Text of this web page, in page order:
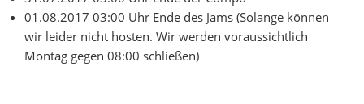
01.08.2017 03:00 Uhr Ende des Jams (Solange können
wir leider nicht hosten. Wir werden voraussichtlich
Montag gegen 08:00 schließen)